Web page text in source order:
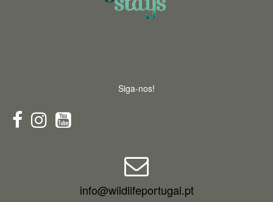
Siga-nos!
info@wildlifeportugal.pt